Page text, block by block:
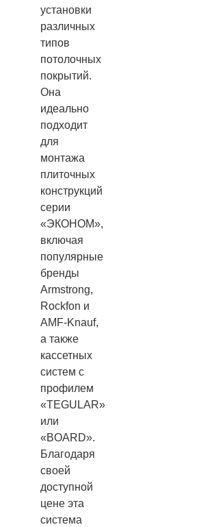
установки
различных
типов
потолочных
покрытий.
Она
идеально
подходит
для
монтажа
плиточных
конструкций
серии
«ЭКОНОМ»,
включая
популярные
бренды
Armstrong,
Rockfon и
AMF-Knauf,
а также
кассетных
систем с
профилем
«TEGULAR»
или
«BOARD».
Благодаря
своей
доступной
цене эта
система